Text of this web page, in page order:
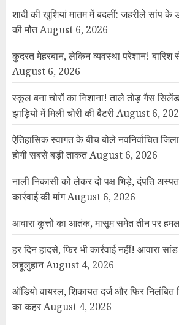
शादी की खुशियां मातम में बदलीं: जहरीले सांप के
की मौतAugust 6, 2026
कुदरत मेहरबान, लेकिन व्यवस्था परेशान! बारिश
August 6, 2026
स्कूल बना चोरों का निशाना! ताले तोड़ गैस
झाड़ियों में मिली चोरी की बैटरीAugust 6,
ऐतिहासिक स्वागत के बीच बोले नवनिर्वाचित
होगी सबसे बड़ी ताकतAugust 6, 2026
नाली निकासी को लेकर दो पक्ष भिड़े, दंपति
कार्रवाई की मांगAugust 6, 2026
आवारा कुत्तों का आतंक, मासूम समेत तीन पर
हर दिन हादसे, फिर भी कार्रवाई नहीं! आवारा
लहूलुहानAugust 4, 2026
ऑडियो वायरल, शिकायत दर्ज और फिर निलंबित
का कहरAugust 4, 2026